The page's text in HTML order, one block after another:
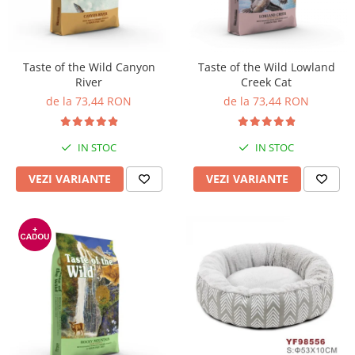
Brit Care
Pro Plan
Dog Food
Hill's
Josera
Dog Chow
Hrana Umeda Caini
Taste of the Wild
Inaba Churu
Brit Premium
Orijen
Pro Plan
Applaws
Cat Chow
Royal Canin
Applaws
BonaCibo
Ciao Inaba
Taste of the Wild Canyon
River
de la 73,44 RON
IN STOC
VEZI VARIANTE
Taste of the Wild Lowland
Creek Cat
de la 73,44 RON
IN STOC
VEZI VARIANTE